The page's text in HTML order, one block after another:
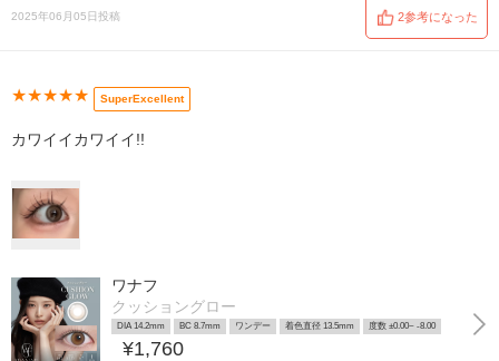
2025年06月05日投稿 2参考になった
★★★★★ SuperExcellent
カワイイカワイイ!!
ワナフ
クッショングロー
DIA 14.2mm BC 8.7mm ワンデー 着色直径 13.5mm 度数 ±0.00~ -8.00
¥1,760